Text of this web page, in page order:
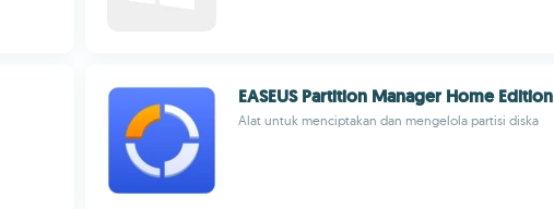
EASEUS Partition Manager Home Edition
Alat untuk menciptakan dan mengelola partisi diska